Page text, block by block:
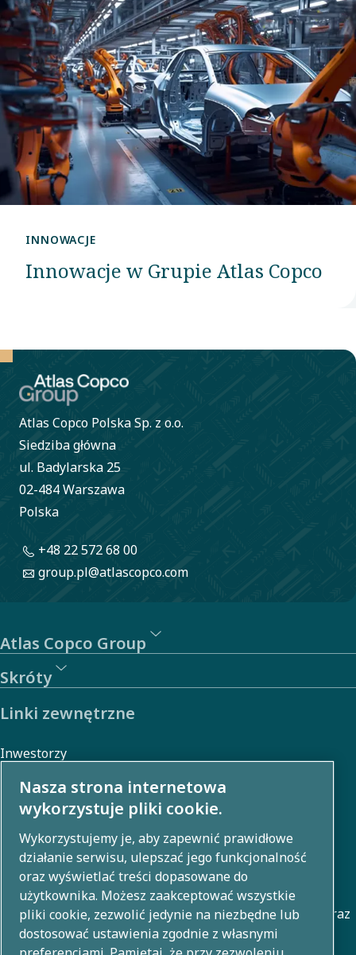
INNOWACJE
Innowacje w Grupie Atlas Copco
Atlas Copco Polska Sp. z o.o.
Siedziba główna
ul. Badylarska 25
02-484 Warszawa
Polska
+48 22 572 68 00
group.pl@atlascopco.com
Atlas Copco Group
Skróty
Linki zewnętrzne
Inwestorzy
O nas
Grupa Atlas Copco rozwija innowacyjne rozwiązania w
zakresie sprężania powietrza, technologii próżniowej oraz
technologii przemysłowych i energetycznych. Dzięki
Nasza strona internetowa
wykorzystuje pliki cookie.
Wykorzystujemy je, aby zapewnić prawidłowe
działanie serwisu, ulepszać jego funkcjonalność
oraz wyświetlać treści dopasowane do
użytkownika. Możesz zaakceptować wszystkie
pliki cookie, zezwolić jedynie na niezbędne lub
dostosować ustawienia zgodnie z własnymi